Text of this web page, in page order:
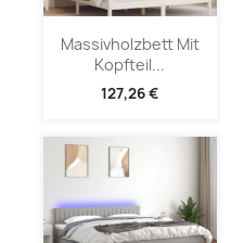
Massivholzbett Mit
Kopfteil...
127,26 €